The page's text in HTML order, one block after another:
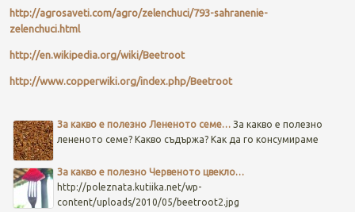
http://agrosaveti.com/agro/zelenchuci/793-sahranenie-
zelenchuci.html
http://en.wikipedia.org/wiki/Beetroot
http://www.copperwiki.org/index.php/Beetroot
За какво е полезно Лененото семе…За какво е полезно
лененото семе? Какво съдържа? Как да го консумираме
За какво е полезно Червеното цвекло…
http://poleznata.kutiika.net/wp-
content/uploads/2010/05/beetroot2.jpg